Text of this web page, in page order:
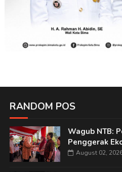
RANDOM POS
Wagub NTB:
Penggerak
August 02,